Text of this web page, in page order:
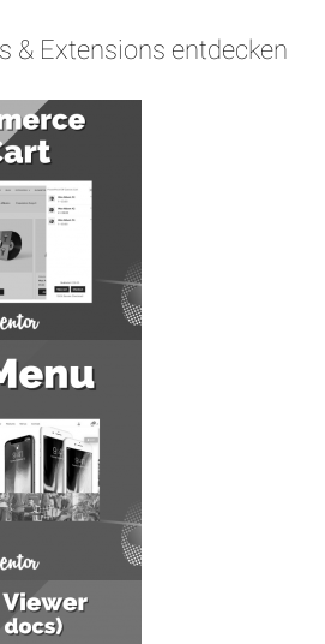
& Extensions entdecken